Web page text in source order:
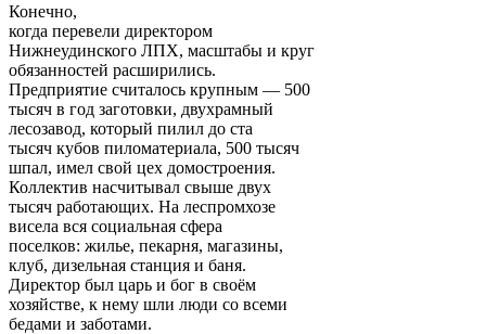
Конечно,
когда перевели директором
Нижнеудинского ЛПХ, масштабы и круг
обязанностей расширились.
Предприятие считалось крупным — 500
тысяч в год заготовки, двухрамный
лесозавод, который пилил до ста
тысяч кубов пиломатериала, 500 тысяч
шпал, имел свой цех домостроения.
Коллектив насчитывал свыше двух
тысяч работающих. На леспромхозе
висела вся социальная сфера
поселков: жилье, пекарня, магазины,
клуб, дизельная станция и баня.
Директор был царь и бог в своём
хозяйстве, к нему шли люди со всеми
бедами и заботами.